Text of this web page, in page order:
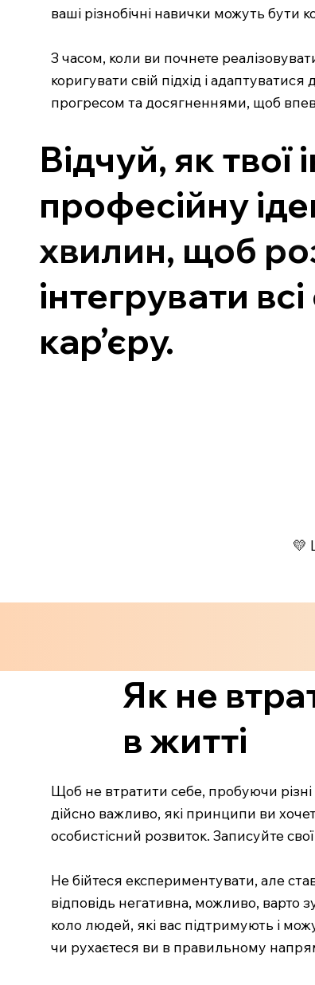
ваші різнобічні навички можуть бути
З часом, коли ви почнете
коригувати свій підхід і
прогресом та досягненнями, щоб
Відчуй, як
професійну
хвилин, щоб
інтегрувати
кар’єру.
💛
Як не
в житті
Щоб не втратити себе, пробуючи різні
дійсно важливо, які принципи ви
особистісний розвиток. Записуйте
Не бійтеся експериментувати, але
відповідь негативна, можливо, варто
коло людей, які вас підтримують і
чи рухаєтеся ви в правильному